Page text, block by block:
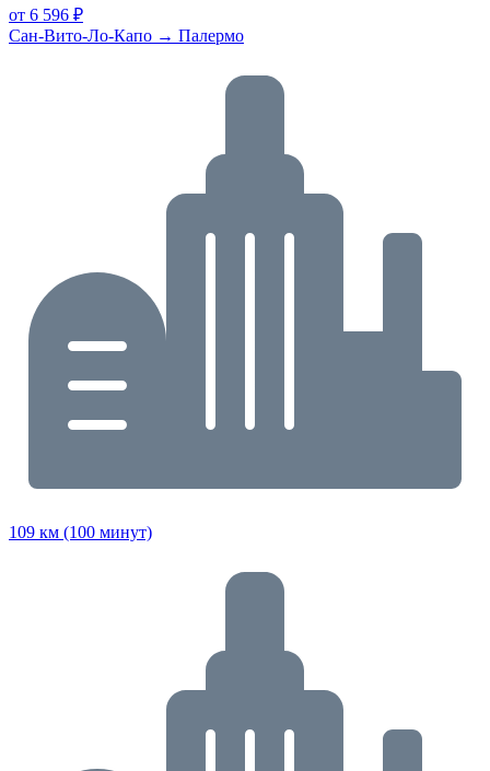
от 6 596 ₽
Сан-Вито-Ло-Капо → Палермо
109 км (100 минут)